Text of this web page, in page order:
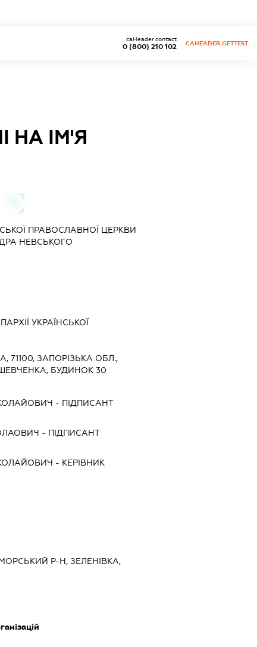
0 (800) 210 102
caHeader.contact
CAHEADER.GETTEST
НА ІМ'Я
ПРАВОСЛАВНОЇ ЦЕРКВИ
НЕВСЬКОГО
УКРАЇНСЬКОЇ
71100, ЗАПОРІЗЬКА ОБЛ.,
БУДИНОК 30
- ПІДПИСАНТ
- ПІДПИСАНТ
- КЕРІВНИК
Р-Н, ЗЕЛЕНІВКА,